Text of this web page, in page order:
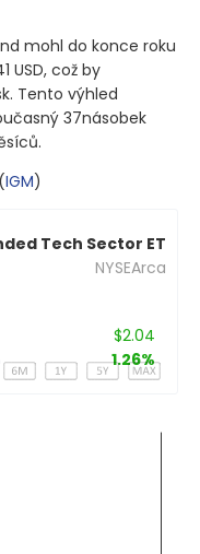
mohl do konce roku
USD, což by
Tento výhled
37násobek
(IGM)
Tech Sector ET
NYSEArca
$2.04
1.26%